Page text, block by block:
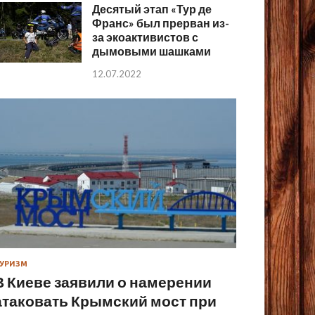
Десятый этап «Тур де
Франс» был прерван из-
за экоактивистов с
дымовыми шашками
12.07.2022
Киеве заявили о намерении
Крымский мост при